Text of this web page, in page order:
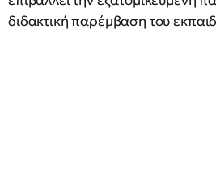
διδακτική παρέμβαση του